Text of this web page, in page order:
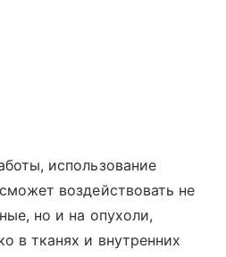
использование
воздействовать не
но и на опухоли,
в тканях и внутренних